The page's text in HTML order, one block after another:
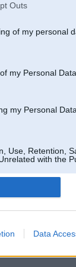
Outs
of my personal
my Personal
my Personal
Use, Retention,
with the
Data